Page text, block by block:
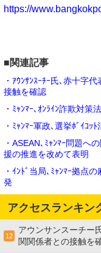
https://
■関連記事
・ｱｳﾝｻﾝｽｰﾁｰ氏､赤十字
接触を確認
・ﾐｬﾝﾏｰ､ｵﾝﾗｲﾝ詐欺対
・ﾐｬﾝﾏｰ軍政､選挙ﾎﾞｲｺｯ
・ASEAN､ﾐｬﾝﾏｰ問題
援の推進を改めて表明
・ｲﾝﾄﾞ当局､ﾐｬﾝﾏｰ拠点
発
アクセスランキン
12
アウンサンスーチー
関関係者との接触を